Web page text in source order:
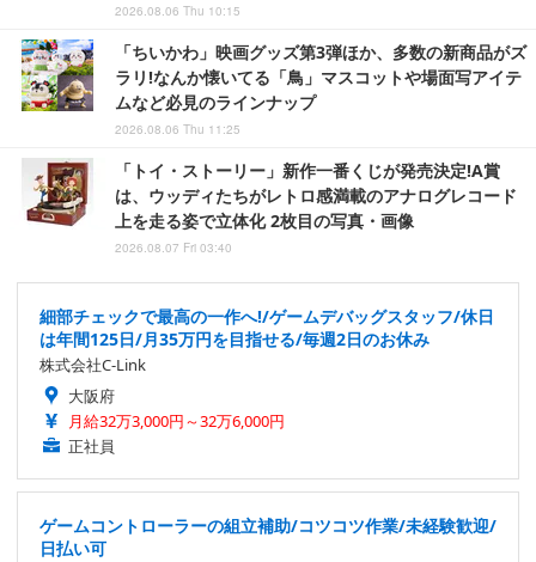
2026.08.06 Thu 10:15
「ちいかわ」映画グッズ第3弾ほか、多数の新商品がズ
ラリ!なんか懐いてる「鳥」マスコットや場面写アイテ
ムなど必見のラインナップ
2026.08.06 Thu 11:25
「トイ・ストーリー」新作一番くじが発売決定!A賞
は、ウッディたちがレトロ感満載のアナログレコード
上を走る姿で立体化 2枚目の写真・画像
2026.08.07 Fri 03:40
細部チェックで最高の一作へ!/ゲームデバッグスタッフ/休日
は年間125日/月35万円を目指せる/毎週2日のお休み
株式会社C-Link
大阪府
月給32万3,000円～32万6,000円
正社員
ゲームコントローラーの組立補助/コツコツ作業/未経験歓迎/
日払い可